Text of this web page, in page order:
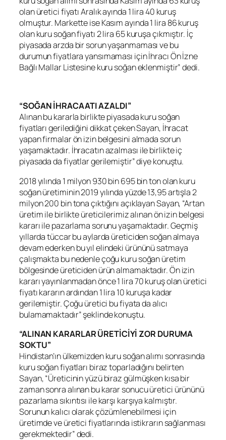
olan üretici fiyatı Aralık ayında 1 lira 40 kuruş
olmuştur. Markette ise Kasım ayında 1 lira 86 kuruş
olan kuru soğan fiyatı 2 lira 65 kuruşa çıkmıştır. İç
piyasada arzda bir sorun yaşanmaması ve bu
durumun fiyatlara yansımaması için İhracı Ön İzne
Bağlı Mallar Listesine kuru soğan eklenmiştir” dedi.
“SOĞAN İHRACAATI AZALDI”
Alınan bu kararla birlikte piyasada kuru soğan
fiyatları gerilediğini dikkat çeken Sayan, İhracat
yapan firmalar ön izin belgesini almada sorun
yaşamaktadır. İhracatın azalması ile birlikte iç
piyasada da fiyatlar gerilemiştir” diye konuştu.
2018 yılında 1 milyon 930 bin 695 bin ton olan kuru
soğan üretiminin 2019 yılında yüzde 13,95 artışla 2
milyon 200 bin tona çıktığını açıklayan Sayan, “Artan
üretim ile birlikte üreticilerimiz alınan ön izin belgesi
kararı ile pazarlama sorunu yaşamaktadır. Geçmiş
yıllarda tüccar bu aylarda üreticiden soğan almaya
devam ederken bu yıl elindeki ürününü satmaya
çalışmakta bu nedenle çoğu kuru soğan üretim
bölgesinde üreticiden ürün almamaktadır. Ön izin
kararı yayınlanmadan önce 1 lira 70 kuruş olan üretici
fiyatı kararın ardından 1 lira 10 kuruşa kadar
gerilemiştir. Çoğu üretici bu fiyata da alıcı
bulamamaktadır” şeklinde konuştu.
“ALINAN KARARLAR ÜRETİCİYİ ZOR DURUMA
SOKTU”
Hindistan’ın ülkemizden kuru soğan alımı sonrasında
kuru soğan fiyatları biraz toparladığını belirten
Sayan, “Üreticinin yüzü biraz gülmüşken kısa bir
zaman sonra alınan bu karar sonucu üretici ürününü
pazarlama sıkıntısı ile karşı karşıya kalmıştır.
Sorunun kalıcı olarak çözümlenebilmesi için
üretimde ve üretici fiyatlarında istikrarın sağlanması
gerekmektedir” dedi.